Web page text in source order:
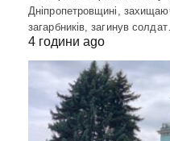
Дніпропетровщині,
загарбників, загинув
4 години ago